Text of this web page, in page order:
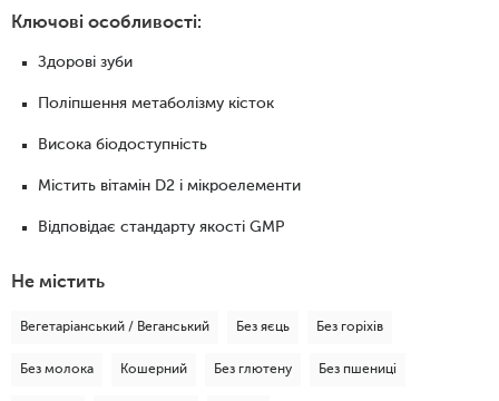
Ключові особливості:
Здорові зуби
Поліпшення метаболізму кісток
Висока біодоступність
Містить вітамін D2 і мікроелементи
Відповідає стандарту якості GMP
Не містить
Вегетаріанський / Веганський Без яєць Без горіхів
Без молока Кошерний Без глютену Без пшениці